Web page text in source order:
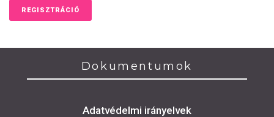
REGISZTRÁCIÓ
Dokumentumok
Adatvédelmi irányelvek